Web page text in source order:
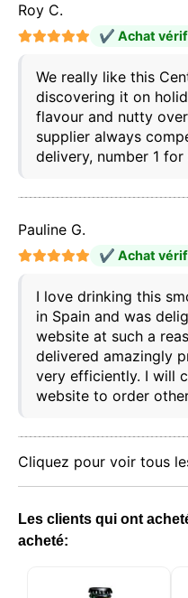
Roy C.
✔ Achat
We really like this
discovering it on
flavour and nutty
supplier always
delivery, number 1
Pauline G.
✔ Achat
I love drinking this
in Spain and was
website at such a
delivered amazingly
very efficiently. I will
website to order
Cliquez pour voir tous
Les clients qui ont
acheté:
Ce site web
stocker et écrire des
navigateur et votre
traitées par ces
liées à votre compte
des identifiants
IP et les détails de la
navigation. Nous
diverses fins : par
la sécurité, mémoriser
marketing. Vous pouvez
essentiel en choisissant
votre choix et
nous autorisez à utiliser